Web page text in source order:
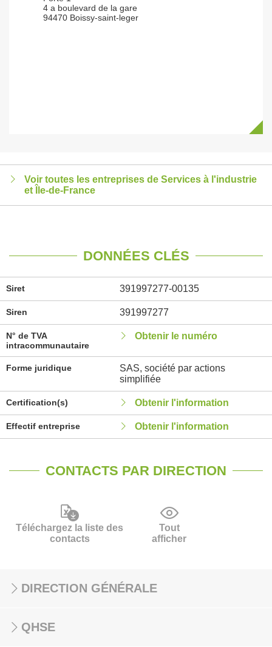
4 a boulevard de la gare
94470 Boissy-saint-leger
Voir toutes les entreprises de Services à l'industrie
et Île-de-France
DONNÉES CLÉS
Siret 391997277-00135
Siren 391997277
N° de TVA
intracommunautaire
Obtenir le numéro
Forme juridique
SAS, société par actions
simplifiée
Certification(s) Obtenir l'information
Effectif entreprise Obtenir l'information
CONTACTS PAR DIRECTION
Téléchargez la liste des
contacts
Tout
afficher
DIRECTION GÉNÉRALE
QHSE